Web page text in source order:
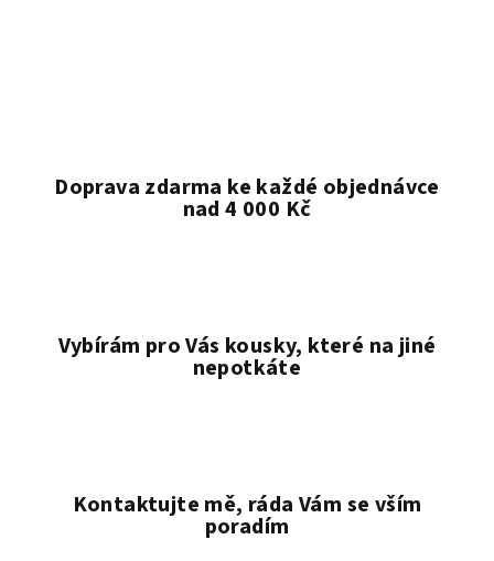
Doprava zdarma ke každé objednávce
nad 4 000 Kč
Vybírám pro Vás kousky, které na jiné
nepotkáte
Kontaktujte mě, ráda Vám se vším
poradím